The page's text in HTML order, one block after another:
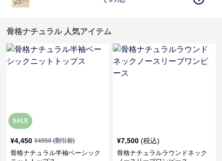
骨格ナチュラル 人気アイテム
SALE
¥4,450 ¥4950(割引前)
骨格ナチュラル半袖ベーシック
¥7,500 (税込)
骨格ナチュラルラウンドネック